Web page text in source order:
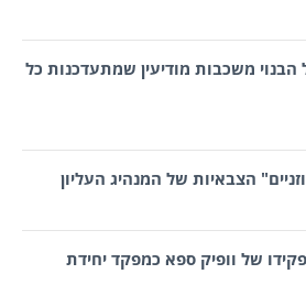
הבנוי משכבות מודיעין שמתעדכנות כל
הצבאיות של המנהיג העליון
של וופיק ספא כמפקד יחידת